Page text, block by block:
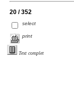
20 / 352
select
print
Text complet